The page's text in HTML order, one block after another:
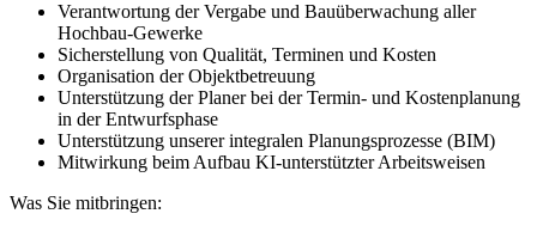
Verantwortung der Vergabe und Bauüberwachung aller
Hochbau-Gewerke
Sicherstellung von Qualität, Terminen und Kosten
Organisation der Objektbetreuung
Unterstützung der Planer bei der Termin- und Kostenplanung
in der Entwurfsphase
Unterstützung unserer integralen Planungsprozesse (BIM)
Mitwirkung beim Aufbau KI-unterstützter Arbeitsweisen
Was Sie mitbringen: